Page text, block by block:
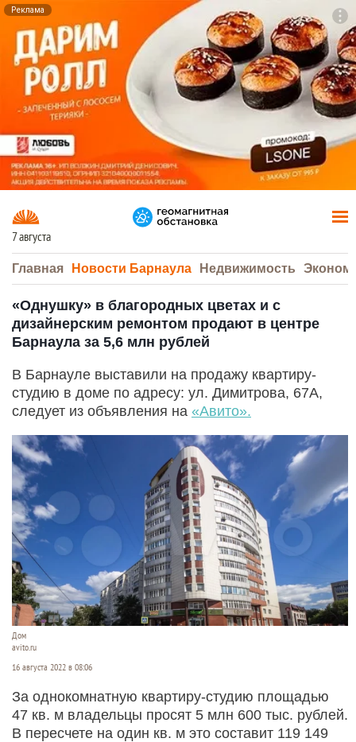
Реклама
7 августа
Главная Новости Барнаула Недвижимость
«Однушку» в благородных цветах и с
дизайнерским ремонтом продают в центре
Барнаула за 5,6 млн рублей
В Барнауле выставили на продажу квартиру-
студию в доме по адресу: ул. Димитрова, 67А,
следует из объявления на «Авито».
Дом
avito.ru
16 августа 2022 в 08:06
За однокомнатную квартиру-студию площадью
47 кв. м владельцы просят 5 млн 600 тыс. рублей.
В пересчете на один кв. м это составит 119 149